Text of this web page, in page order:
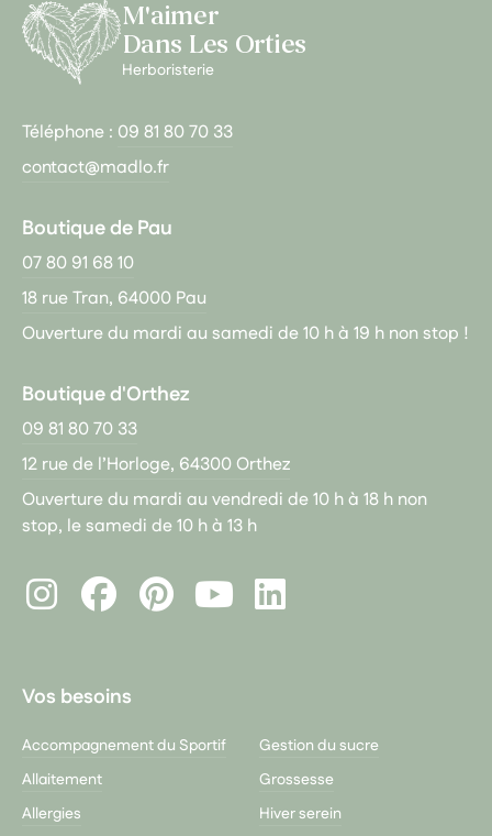
M'aimer
Dans Les Orties
Herboristerie
Téléphone : 09 81 80 70 33
contact@madlo.fr
Boutique de Pau
07 80 91 68 10
18 rue Tran, 64000 Pau
Ouverture du mardi au samedi de 10 h à 19 h non stop !
Boutique d'Orthez
09 81 80 70 33
12 rue de l’Horloge, 64300 Orthez
Ouverture du mardi au vendredi de 10 h à 18 h non
stop, le samedi de 10 h à 13 h
InstagramFacebookPinterest
LinkedIn
Vos besoins
Accompagnement du Sportif
Allaitement
Allergies
Gestion du sucre
Grossesse
Hiver serein